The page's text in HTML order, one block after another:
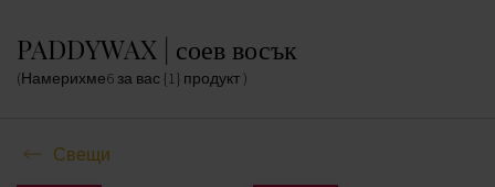
PADDYWAX | соев восък
(Намерихме6за вас{1} продукт )
Свещи